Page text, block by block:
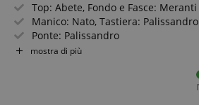
Top: Abete, Fondo e Fasce: Meranti
Manico: Nato, Tastiera: Palissandro
Ponte: Palissandro
Scala: 650 mm (25.59")
mostra di più